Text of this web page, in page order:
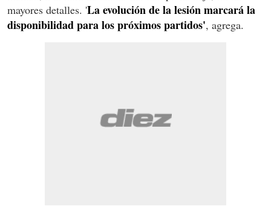
mayores detalles. 'La evolución de la lesión marcará la
disponibilidad para los próximos partidos', agrega.